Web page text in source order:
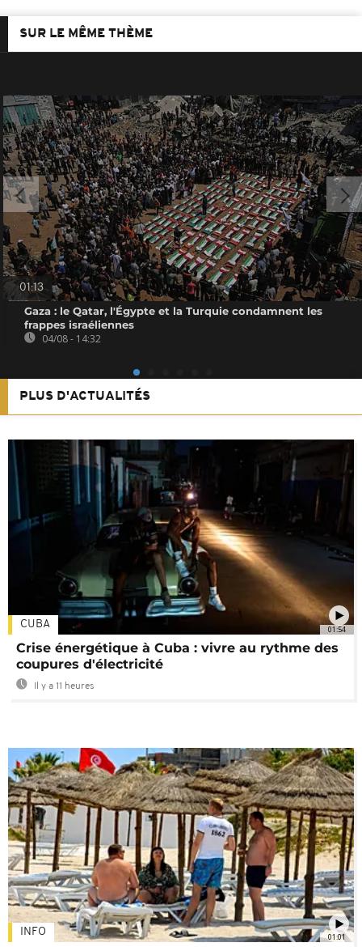
SUR LE MÊME THÈME
01:13
Gaza : le Qatar, l'Égypte et la Turquie condamnent les
frappes israéliennes
04/08 - 14:32
PLUS D'ACTUALITÉS
01:54
CUBA
Crise énergétique à Cuba : vivre au rythme des
coupures d'électricité
Il y a 11 heures
01:01
INFO